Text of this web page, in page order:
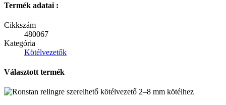
Termék adatai :
Cikkszám
480067
Kategória
Kötélvezetők
Választott termék